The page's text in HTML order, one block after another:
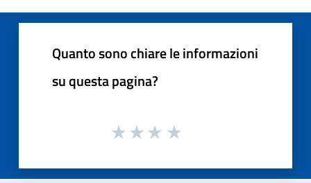
Quanto sono chiare le informazioni
su questa pagina?